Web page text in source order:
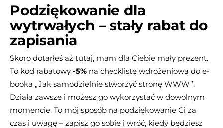
Podziękowanie dla
wytrwałych – stały rabat do
zapisania
Skoro dotarłeś aż tutaj, mam dla Ciebie mały prezent.
To kod rabatowy -5% na checklistę wdrożeniową do e-
booka „Jak samodzielnie stworzyć stronę WWW”.
Działa zawsze i możesz go wykorzystać w dowolnym
momencie. To mój sposób na podziękowanie Ci za
czas i uwagę – zapisz go sobie i wróć, kiedy będziesz